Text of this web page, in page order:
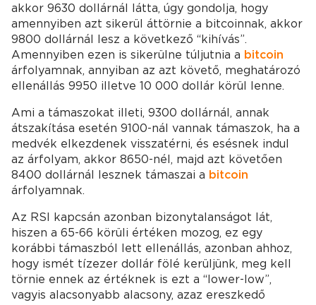
akkor 9630 dollárnál látta, úgy gondolja, hogy
amennyiben azt sikerül áttörnie a bitcoinnak, akkor
9800 dollárnál lesz a következő “kihívás”.
Amennyiben ezen is sikerülne túljutnia a bitcoin
árfolyamnak, annyiban az azt követő, meghatározó
ellenállás 9950 illetve 10 000 dollár körül lenne.
Ami a támaszokat illeti, 9300 dollárnál, annak
átszakítása esetén 9100-nál vannak támaszok, ha a
medvék elkezdenek visszatérni, és esésnek indul
az árfolyam, akkor 8650-nél, majd azt követően
8400 dollárnál lesznek támaszai a bitcoin
árfolyamnak.
Az RSI kapcsán azonban bizonytalanságot lát,
hiszen a 65-66 körüli értéken mozog, ez egy
korábbi támaszból lett ellenállás, azonban ahhoz,
hogy ismét tízezer dollár fölé kerüljünk, meg kell
törnie ennek az értéknek is ezt a “lower-low”,
vagyis alacsonyabb alacsony, azaz ereszkedő